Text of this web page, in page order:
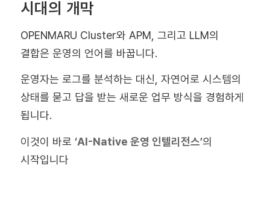
시대의 개막
OPENMARU Cluster와 APM, 그리고 LLM의
결합은 운영의 언어를 바꿉니다.
운영자는 로그를 분석하는 대신, 자연어로 시스템의
상태를 묻고 답을 받는 새로운 업무 방식을 경험하게
됩니다.
이것이 바로 ‘AI-Native 운영 인텔리전스’의
시작입니다